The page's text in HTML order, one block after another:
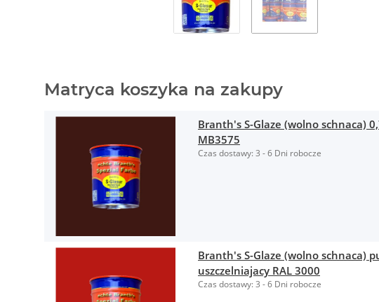
Matryca koszyka na zakupy
Branth's S-Glaze (wolno schnaca)
MB3575
Czas dostawy:3 - 6 Dni robocze
Branth's S-Glaze (wolno schnaca)
uszczelniajacy RAL 3000
Czas dostawy:3 - 6 Dni robocze